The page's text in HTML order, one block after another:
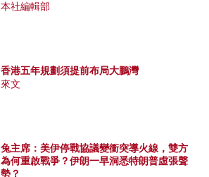
本社編輯部
香港五年規劃須提前布局大鵬灣
來文
兔主席：美伊停戰協議變衝突導火線，雙方
為何重啟戰爭？伊朗一早洞悉特朗普虛張聲
勢？